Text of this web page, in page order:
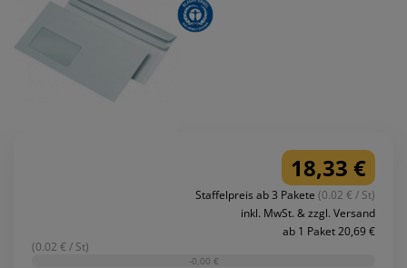
18,33 €
Staffelpreis ab 3 Pakete (0.02 € / St)
inkl. MwSt. & zzgl. Versand
ab 1 Paket 20,69 €
(0.02 € / St)
-0,00 €